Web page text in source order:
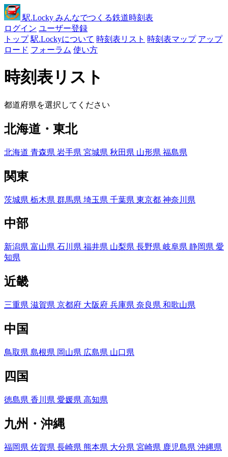
駅.Locky みんなでつくる鉄道時刻表
ログイン ユーザー登録
トップ 駅.Lockyについて 時刻表リスト 時刻表マップ アップ
ロード フォーラム 使い方
時刻表リスト
都道府県を選択してください
北海道・東北
北海道 青森県 岩手県 宮城県 秋田県 山形県 福島県
関東
茨城県 栃木県 群馬県 埼玉県 千葉県 東京都 神奈川県
中部
新潟県 富山県 石川県 福井県 山梨県 長野県 岐阜県 静岡県 愛
知県
近畿
三重県 滋賀県 京都府 大阪府 兵庫県 奈良県 和歌山県
中国
鳥取県 島根県 岡山県 広島県 山口県
四国
徳島県 香川県 愛媛県 高知県
九州・沖縄
福岡県 佐賀県 長崎県 熊本県 大分県 宮崎県 鹿児島県 沖縄県